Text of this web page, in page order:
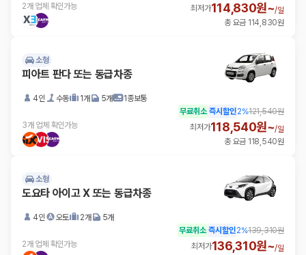
2개 업체 확인가능
최저가114,830원~/일
총 요금 114,830원
소형
피아트 판다 또는 동급차종
4인 수동 1개 5개 1종보통
3개 업체 확인가능
무료취소 즉시할인2%121,540원
최저가118,540원~/일
총 요금 118,540원
소형
도요타 아이고 X 또는 동급차종
4인 오토 2개 5개
2개 업체 확인가능
무료취소 즉시할인2%139,310원
최저가136,310원~/일